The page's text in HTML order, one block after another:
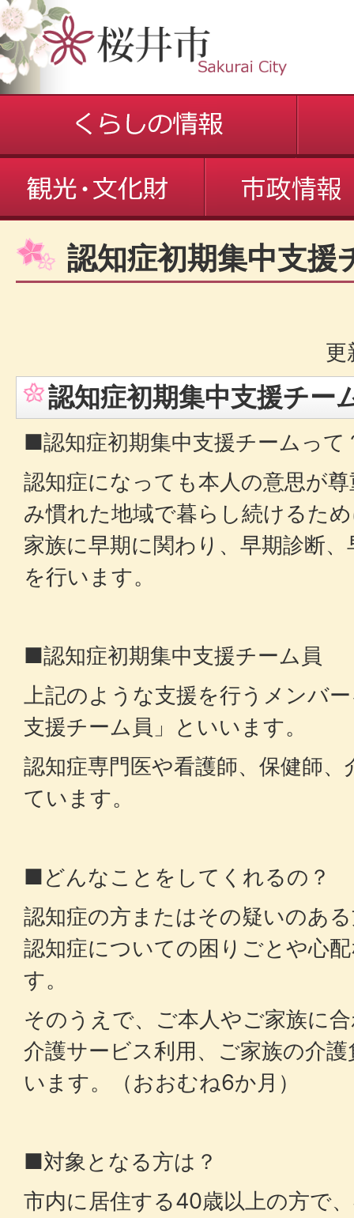
認知症初期集中支援
更
認知症初期集中支援チー
■認知症初期集中支援チームって
認知症になっても本人の意思が
み慣れた地域で暮らし続けるた
家族に早期に関わり、早期診断
を行います。
■認知症初期集中支援チーム員
上記のような支援を行うメンバ
支援チーム員」といいます。
認知症専門医や看護師、保健師
ています。
■どんなことをしてくれるの？
認知症の方またはその疑いのあ
認知症についての困りごとや心
す。
そのうえで、ご本人やご家族に
介護サービス利用、ご家族の介
います。（おおむね6か月）
■対象となる方は？
市内に居住する40歳以上の方で